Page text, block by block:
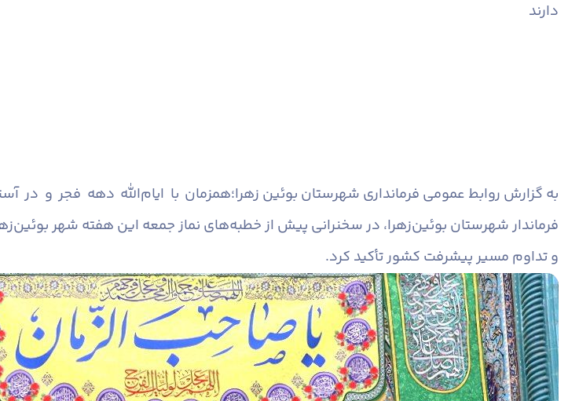
دارند
به گزارش روابط عمومی فرمانداری شهرستان بوئین زهرا؛همزمان با ایام‌الله دهه فجر و در
فرماندار شهرستان بوئین‌زهرا، در سخنرانی پیش از خطبه‌های نماز جمعه این هفته شهر
و تداوم مسیر پیشرفت کشور تأکید کرد.